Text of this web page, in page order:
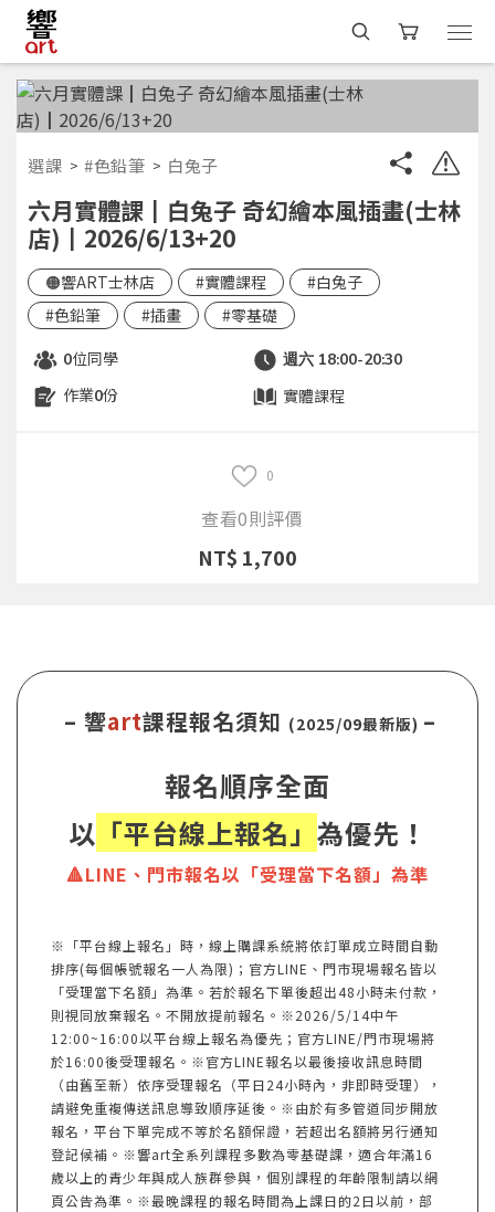
選課 #色鉛筆 白兔子
六月實體課┃白兔子 奇幻繪本風插畫(士林
店)┃2026/6/13+20
🟠響ART士林店 #實體課程
#白兔子
#色鉛筆
#插畫 #零基礎
0位同學 週六 18:00-20:30
作業0份 實體課程
0
查看0則評價
NT$ 1,700
– 響art課程報名須知 (2025/09最新版) –
報名順序全面
以 「平台線上報名」 為優先！
🔺LINE、門市報名以「受理當下名額」為準
※「平台線上報名」時，線上購課系統將依訂單成立時間自動
排序(每個帳號報名一人為限)；官方LINE、門市現場報名皆以
「受理當下名額」為準。若於報名下單後超出48小時未付款，
則視同放棄報名。不開放提前報名。※2026/5/14中午
12:00~16:00以平台線上報名為優先；官方LINE/門市現場將
於16:00後受理報名。※官方LINE報名以最後接收訊息時間
（由舊至新）依序受理報名（平日24小時內，非即時受理），
請避免重複傳送訊息導致順序延後。※由於有多管道同步開放
報名，平台下單完成不等於名額保證，若超出名額將另行通知
登記候補。※響art全系列課程多數為零基礎課，適合年滿16
歲以上的青少年與成人族群參與，個別課程的年齡限制請以網
頁公告為準。※最晚課程的報名時間為上課日的2日以前，部